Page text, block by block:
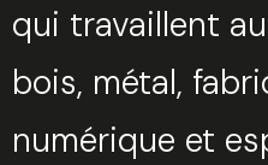
qui travaillent
bois, métal,
numérique et